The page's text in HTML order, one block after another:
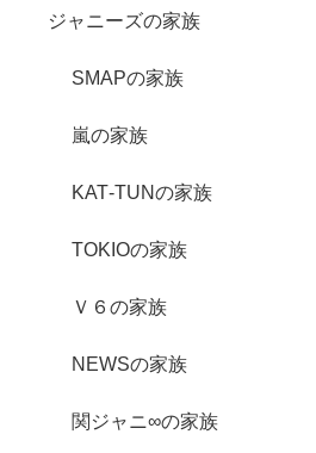
ジャニーズの家族
SMAPの家族
嵐の家族
KAT‐TUNの家族
TOKIOの家族
Ｖ６の家族
NEWSの家族
関ジャニ∞の家族